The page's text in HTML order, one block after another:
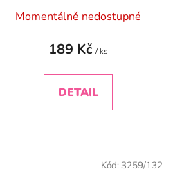
Momentálně nedostupné
189 Kč/ ks
DETAIL
Kód: 3259/132